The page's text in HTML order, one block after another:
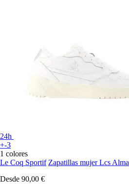
24h
+-3
1 colores
Le Coq Sportif Zapatillas mujer Lcs Alma
Desde 90,00 €